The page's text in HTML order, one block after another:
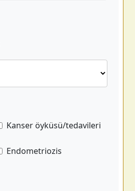
Kanser öyküsü/tedavileri
Endometriozis